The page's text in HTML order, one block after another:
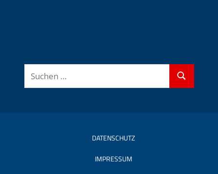
Suchen
nach:
Suchen
DATENSCHUTZ
IMPRESSUM